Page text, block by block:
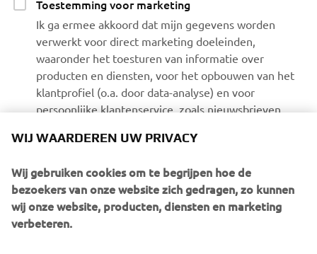
Toestemming voor marketing
Ik ga ermee akkoord dat mijn gegevens worden
verwerkt voor direct marketing doeleinden,
waaronder het toesturen van informatie over
producten en diensten, voor het opbouwen van het
klantprofiel (o.a. door data-analyse) en voor
persoonlijke klantenservice, zoals nieuwsbrieven,
(proefritten en beurzen)
Als je eerder marketingtoestemming hebt gegeven en
deze wilt intrekken, kun je dit doen via jeMyYamaha-
profiel.
WIJ WAARDEREN UW PRIVACY
Wij gebruiken cookies om te begrijpen hoe de
bezoekers van onze website zich gedragen, zo kunnen
wij onze website, producten, diensten en marketing
verbeteren.